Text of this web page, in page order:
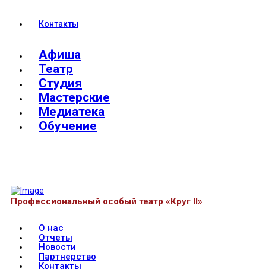
Контакты
Афиша
Театр
Студия
Мастерские
Медиатека
Обучение
Профессиональный особый театр «Круг II»
О нас
Отчеты
Новости
Партнерство
Контакты